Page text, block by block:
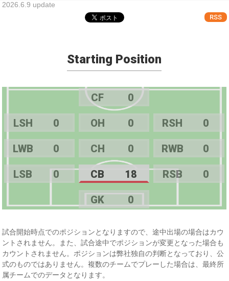
2026.6.9 update
RSS
Starting Position
CF 0
LSH 0 OH 0 RSH 0
LWB 0 CH 0 RWB 0
LSB 0 CB 18 RSB 0
GK 0
試合開始時点でのポジションとなりますので、途中出場の場合はカウ
ントされません。また、試合途中でポジションが変更となった場合も
カウントされません。ポジションは弊社独自の判断となっており、公
式のものではありません。複数のチームでプレーした場合は、最終所
属チームでのデータとなります。